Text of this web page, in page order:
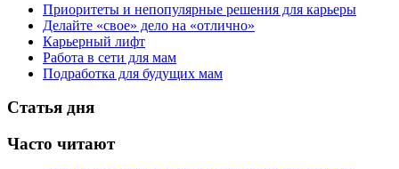
Приоритеты и непопулярные решения для карьеры
Делайте «свое» дело на «отлично»
Карьерный лифт
Работа в сети для мам
Подработка для будущих мам
Статья дня
Часто читают